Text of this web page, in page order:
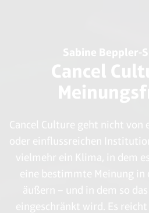
Sabine Beppler-
Cancel
Cancel Culture geht nicht von
oder einflussreichen
vielmehr ein Klima, in dem
eine bestimmte Meinung
äußern – und in dem so
eingeschränkt wird. Es reicht